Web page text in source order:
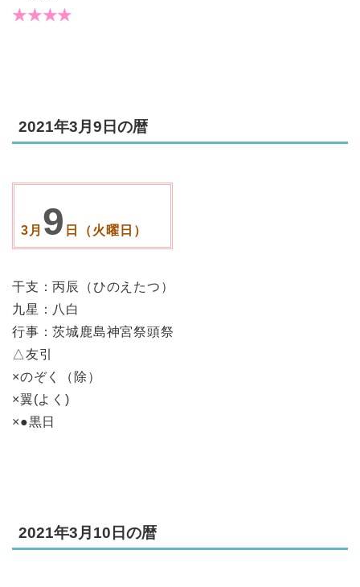
★★★★
2021年3月9日の暦
3月 9 日（火曜日）
干支：丙辰（ひのえたつ）
九星：八白
行事：茨城鹿島神宮祭頭祭
△友引
×のぞく（除）
×翼(よく)
×●黒日
2021年3月10日の暦